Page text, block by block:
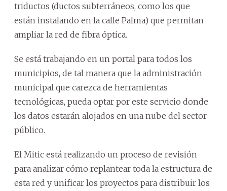
triductos (ductos subterráneos, como los que
están instalando en la calle Palma) que permitan
ampliar la red de fibra óptica.
Se está trabajando en un portal para todos los
municipios, de tal manera que la administración
municipal que carezca de herramientas
tecnológicas, pueda optar por este servicio donde
los datos estarán alojados en una nube del sector
público.
El Mitic está realizando un proceso de revisión
para analizar cómo replantear toda la estructura de
esta red y unificar los proyectos para distribuir los